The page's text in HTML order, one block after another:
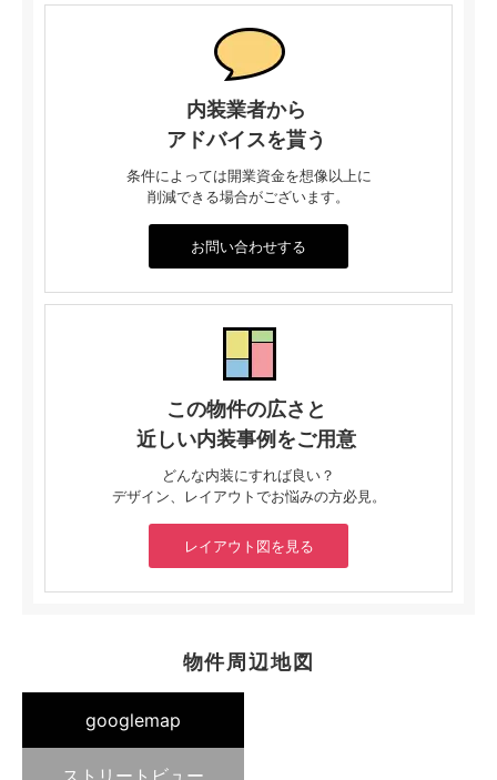
内装業者から
アドバイスを貰う
条件によっては開業資金を想像以上に
削減できる場合がございます。
お問い合わせする
この物件の広さと
近しい内装事例をご用意
どんな内装にすれば良い？
デザイン、レイアウトでお悩みの方必見。
レイアウト図を見る
物件周辺地図
googlemap
ストリートビュー